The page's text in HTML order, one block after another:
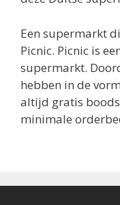
Een supermarkt
Picnic. Picnic is
supermarkt.
hebben in de
altijd gratis
minimale